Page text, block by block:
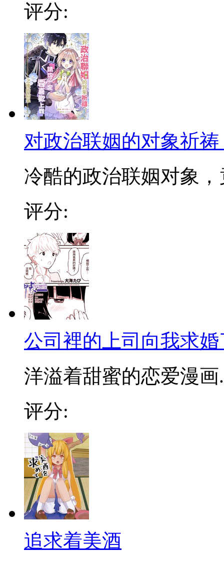
评分:
对政治联姻的对象祈
冷酷的政治联姻对象
评分:
公司裡的上司向我求婚
洋溢着甜蜜的恋爱漫画.
评分:
追求着美酒